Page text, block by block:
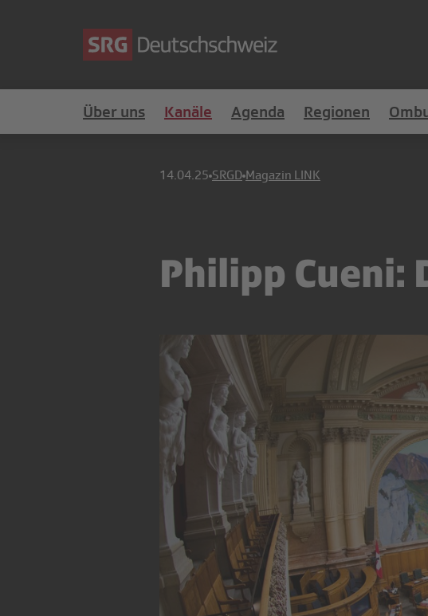
Über uns Kanäle Agenda Regionen
14.04.25 SRGD Magazin LINK
Philipp Cueni: